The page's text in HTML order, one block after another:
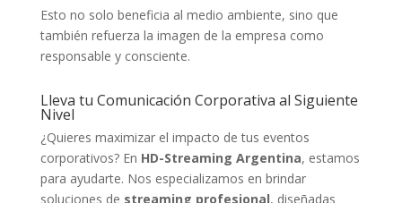
Esto no solo beneficia al medio ambiente, sino que
también refuerza la imagen de la empresa como
responsable y consciente.
Lleva tu Comunicación Corporativa al Siguiente
Nivel
¿Quieres maximizar el impacto de tus eventos
corporativos? En HD-Streaming Argentina, estamos
para ayudarte. Nos especializamos en brindar
soluciones de streaming profesional, diseñadas